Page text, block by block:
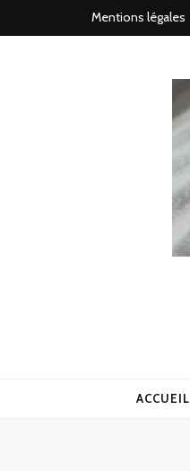
Mentions légales
ACCUEIL